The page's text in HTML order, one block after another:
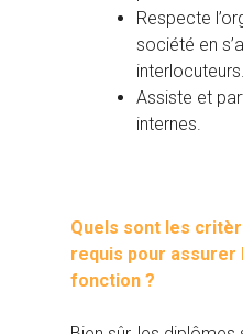
Respecte
société en
interlocuteurs.
Assiste et
internes.
Quels sont les
requis pour assurer
fonction ?